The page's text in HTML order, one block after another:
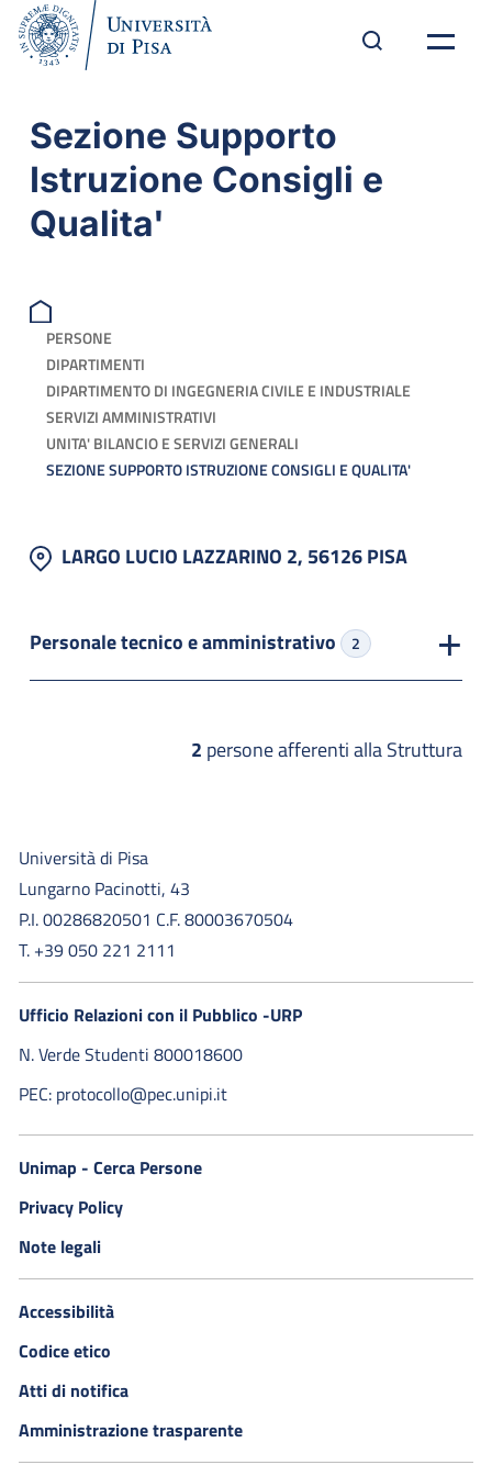
Sezione Supporto
Istruzione Consigli e
Qualita'
PERSONE
DIPARTIMENTI
DIPARTIMENTO DI INGEGNERIA CIVILE E INDUSTRIALE
SERVIZI AMMINISTRATIVI
UNITA' BILANCIO E SERVIZI GENERALI
SEZIONE SUPPORTO ISTRUZIONE CONSIGLI E QUALITA'
LARGO LUCIO LAZZARINO 2, 56126 PISA
Personale tecnico e amministrativo 2
2 persone afferenti alla Struttura
Università di Pisa
Lungarno Pacinotti, 43
P.I. 00286820501 C.F. 80003670504
T. +39 050 221 2111
Ufficio Relazioni con il Pubblico -URP
N. Verde Studenti 800018600​
PEC: protocollo@pec.unipi.it
Unimap - Cerca Persone
Privacy Policy
Note legali
Accessibilità
Codice etico
Atti di notifica
Amministrazione trasparente